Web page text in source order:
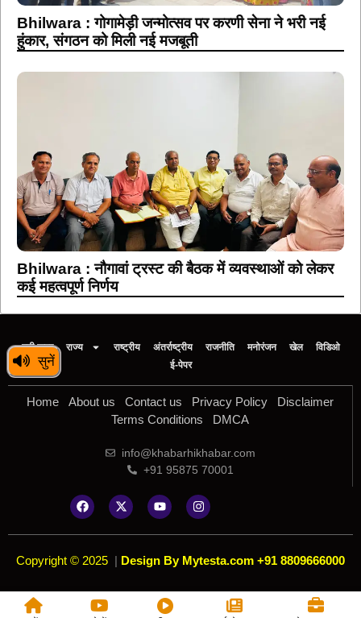
सुनें
Bhilwara : गोगामेड़ी जन्मोत्सव पर करणी सेना ने भरी नई
हुंकार, संगठन को मिली नई मजबूती
Bhilwara : नौगावां ट्रस्ट की बैठक में व्यवस्थाओं को लेकर
कई महत्वपूर्ण निर्णय
बड़ी खबर राज्य राष्ट्रीय अंतर्राष्ट्रीय राजनीति मनोरंजन खेल
विडिओ
ई-पेपर
Home About us Contact us Privacy Policy
Disclaimer
Terms Conditions
DMCA
info@khabarhikhabar.com
+91 95875 70001
Copyright © 2025 | Design By Mytesta.com +91 8809666000